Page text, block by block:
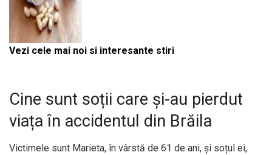
Vezi cele mai noi si interesante stiri
Cine sunt soții care și-au pierdut
viața în accidentul din Brăila
Victimele sunt Marieta, în vârstă de 61 de ani, și soțul ei,